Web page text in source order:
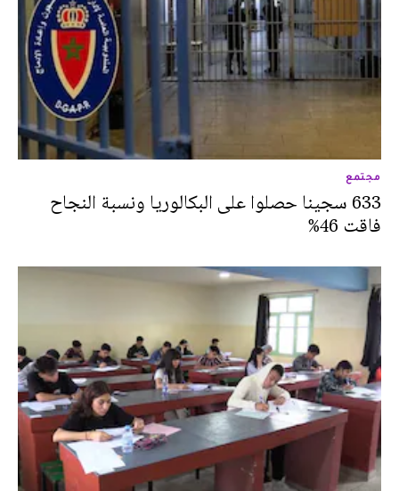
مجتمع
633 سجينا حصلوا على البكالوريا ونسبة النجاح
فاقت 46%